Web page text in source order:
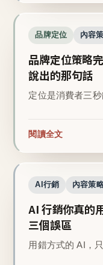
品牌定位 內容
品牌定位策略
說出的那句話
定位是消費者三
閱讀全文
AI行銷 內容策
AI 行銷你真的
三個誤區
用錯方式的 AI，